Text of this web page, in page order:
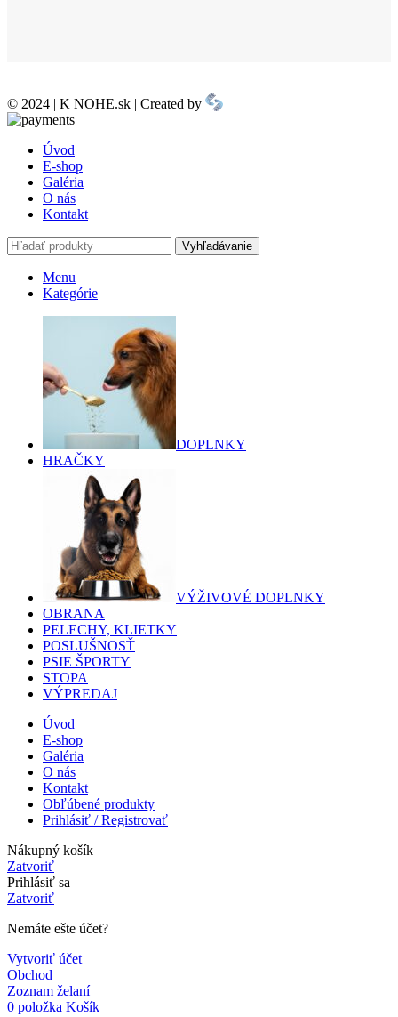
© 2024 | K NOHE.sk | Created by
Úvod
E-shop
Galéria
O nás
Kontakt
Vyhľadávanie
Menu
Kategórie
DOPLNKY
HRAČKY
VÝŽIVOVÉ DOPLNKY
OBRANA
PELECHY, KLIETKY
POSLUŠNOSŤ
PSIE ŠPORTY
STOPA
VÝPREDAJ
Úvod
E-shop
Galéria
O nás
Kontakt
Obľúbené produkty
Prihlásiť / Registrovať
Nákupný košík
Zatvoriť
Prihlásiť sa
Zatvoriť
Nemáte ešte účet?
Vytvoriť účet
Obchod
Zoznam želaní
0 položka Košík